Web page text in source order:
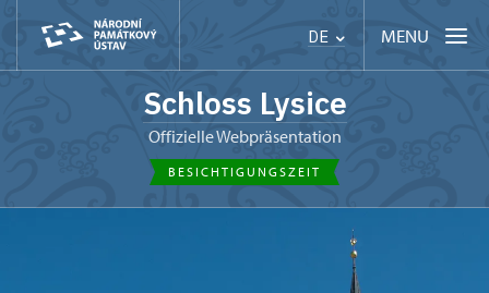
DE MENU
Schloss Lysice
Offizielle Webpräsentation
BESICHTIGUNGSZEIT